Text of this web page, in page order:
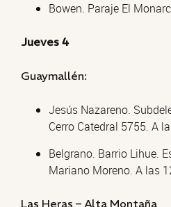
Bowen. Paraje El
Jueves 4
Guaymallén:
Jesús Nazareno.
Cerro Catedral 5755. A
Belgrano. Barrio Lihue.
Mariano Moreno. A las
Las Heras – Alta Montaña